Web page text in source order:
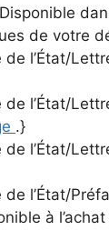
de votre
de l’État/
de l’État/
.}
de l’État/
l’État/
à